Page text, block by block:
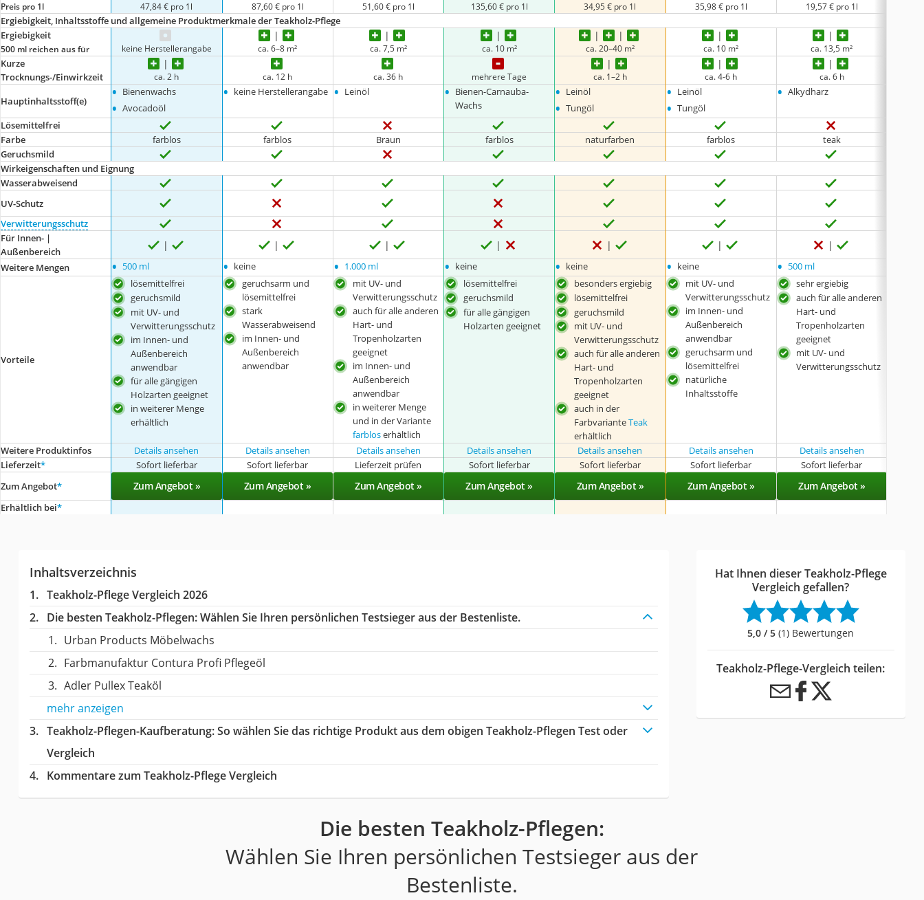
Preis pro 1l 47,84 € pro 1l 87,60 € pro 1l 51,60 € pro 1l 135,60 € pro 1l 34,95 € pro 1l 35,98 € pro 1l 19,57 € pro 1l
Ergiebigkeit, Inhaltsstoffe und allgemeine Produktmerkmale der Teakholz-Pflege
Ergiebigkeit
500 ml reichen aus für keine Herstellerangabe ca. 6–8 m² ca. 7,5 m² ca. 10 m² ca. 20–40 m² ca. 10 m² ca. 13,5 m²
Kurze
Trocknungs-/Einwirkzeit
ca. 2 h ca. 12 h ca. 36 h mehrere Tage ca. 1–2 h ca. 4-6 h ca. 6 h
Hauptinhaltsstoff(e) • Bienenwachs
• Avocadoöl
• keine Herstellerangabe • Leinöl • Bienen-Carnauba-
Wachs
• Leinöl
• Tungöl
• Leinöl
• Tungöl
• Alkydharz
Lösemittelfrei
Farbe
farblos farblos Braun farblos naturfarben farblos
teak
Geruchsmild
Wirkeigenschaften und Eignung
Wasserabweisend
UV-Schutz
Verwitterungsschutz
Für Innen- |
Außenbereich
Weitere Mengen
• 500 ml • keine • 1.000 ml • keine • keine • keine • 500 ml
Vorteile
lösemittelfrei
geruchsmild
mit UV- und
Verwitterungsschutz
im Innen- und
Außenbereich
anwendbar
für alle gängigen
Holzarten geeignet
in weiterer Menge
erhältlich
geruchsarm und
lösemittelfrei
stark
Wasserabweisend
im Innen- und
Außenbereich
anwendbar
mit UV- und
Verwitterungsschutz
auch für alle anderen
Hart- und
Tropenholzarten
geeignet
im Innen- und
Außenbereich
anwendbar
in weiterer Menge
und in der Variante
farbloserhältlich
lösemittelfrei
geruchsmild
für alle gängigen
Holzarten geeignet
besonders ergiebig
lösemittelfrei
geruchsmild
mit UV- und
Verwitterungsschutz
auch für alle anderen
Hart- und
Tropenholzarten
geeignet
auch in der
FarbvarianteTeak
erhältlich
mit UV- und
Verwitterungsschutz
im Innen- und
Außenbereich
anwendbar
geruchsarm und
lösemittelfrei
natürliche
Inhaltsstoffe
sehr ergiebig
auch für alle anderen
Hart- und
Tropenholzarten
geeignet
mit UV- und
Verwitterungsschutz
Weitere Produktinfos Details ansehen Details ansehen Details ansehen Details ansehen Details ansehen Details ansehen
Details ansehen
Lieferzeit* Sofort lieferbar Sofort lieferbar Lieferzeit prüfen Sofort lieferbar Sofort lieferbar Sofort lieferbar Sofort lieferbar
Zum Angebot* Zum Angebot » Zum Angebot » Zum Angebot » Zum Angebot » Zum Angebot » Zum Angebot » Zum Angebot »
Erhältlich bei*
Inhaltsverzeichnis
Teakholz-Pflege Vergleich 2026
Die besten Teakholz-Pflegen:Wählen Sie Ihren persönlichen Testsieger aus der Bestenliste.
Urban Products Möbelwachs
Farbmanufaktur Contura Profi Pflegeöl
Adler Pullex Teaköl
mehr anzeigen
Teakholz-Pflegen-Kaufberatung: So wählen Sie das richtige Produkt aus dem obigen Teakholz-Pflegen Test oder
Vergleich
Kommentare zum Teakholz-Pflege Vergleich
Hat Ihnen dieser Teakholz-Pflege
Vergleich gefallen?
5,0 / 5 (1) Bewertungen
Teakholz-Pflege-Vergleich teilen:
Die besten Teakholz-Pflegen:
Wählen Sie Ihren persönlichen Testsieger aus der
Bestenliste.